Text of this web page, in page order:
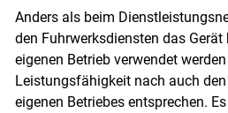
Anders als beim
den Fuhrwerksdiensten das
eigenen Betrieb verwendet
Leistungsfähigkeit nach auch
eigenen Betriebes entsprechen.